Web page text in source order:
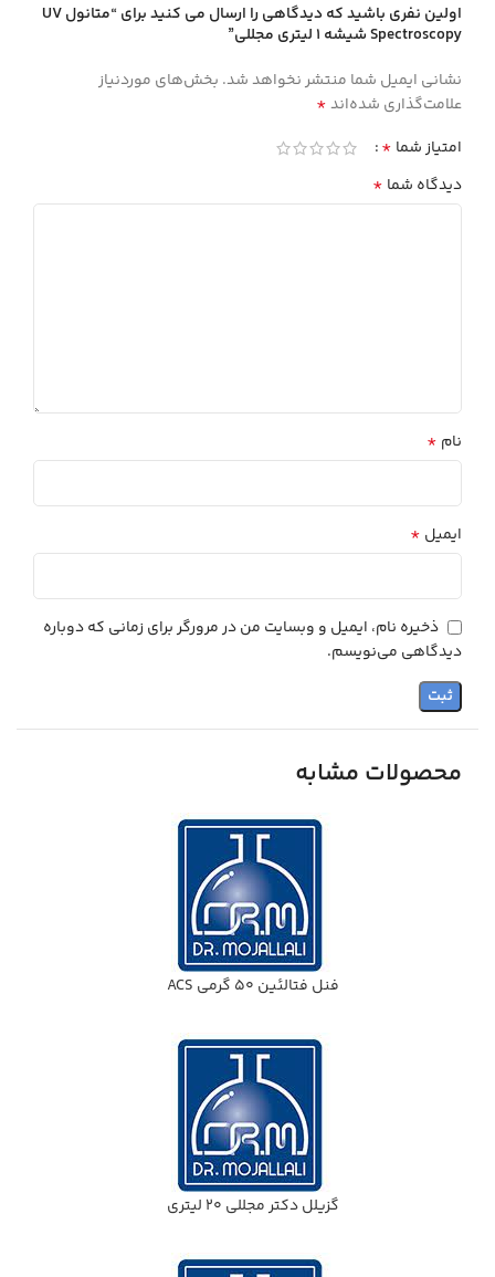
اولین نفری باشید که دیدگاهی را ارسال می کنید برای “متانول UV
Spectroscopy شيشه 1 ليتري مجللي”
نشانی ایمیل شما منتشر نخواهد شد. بخش‌های موردنیاز
علامت‌گذاری شده‌اند*
امتیاز شما *
دیدگاه شما *
نام *
ایمیل *
ذخیره نام، ایمیل و وبسایت من در مرورگر برای زمانی که دوباره
دیدگاهی می‌نویسم.
محصولات مشابه
فنل فتالئين 50 گرمي ACS
گزيلل دكتر مجللي 20 ليتري